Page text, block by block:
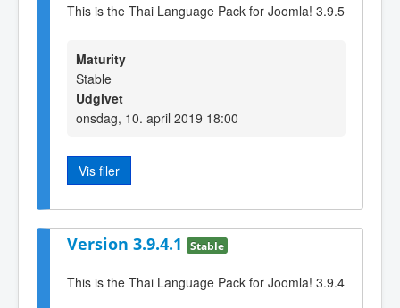
This is the Thai Language Pack for Joomla! 3.9.5
Maturity
Stable
Udgivet
onsdag, 10. april 2019 18:00
Vis filer
Version 3.9.4.1 Stable
This is the Thai Language Pack for Joomla! 3.9.4